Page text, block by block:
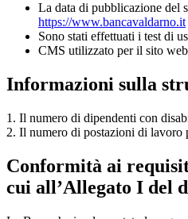
La data di pubblicazione del
https://www.bancavaldarno.it
Sono stati effettuati i test di
CMS utilizzato per il sito
Informazioni sulla
1. Il numero di dipendenti con
2. Il numero di postazioni di lavoro
Conformità ai
cui all’Allegato I del